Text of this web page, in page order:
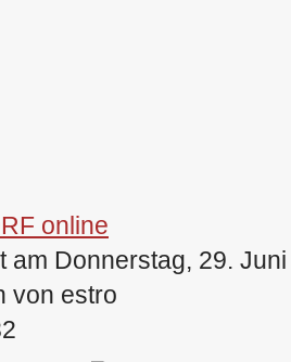
online
am Donnerstag, 29.
von estro